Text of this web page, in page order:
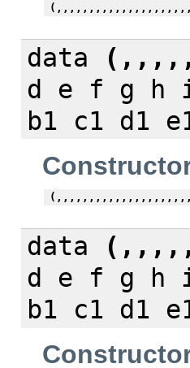
data
d e f g h
b1 c1 d1
data
d e f g h
b1 c1 d1